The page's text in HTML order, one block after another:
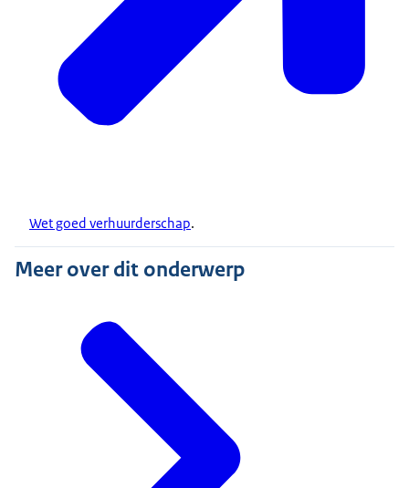
Wet goed verhuurderschap.
Meer over dit onderwerp